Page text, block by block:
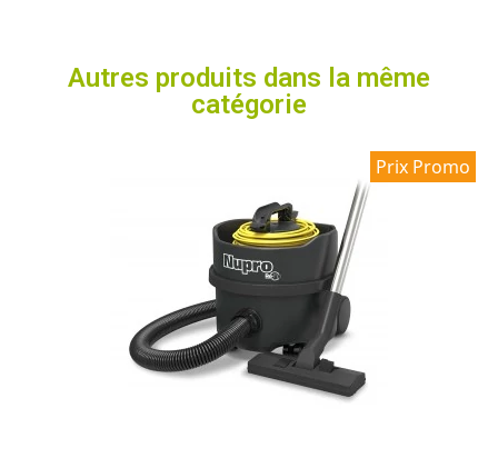
Autres produits dans la même
catégorie
Prix Promo